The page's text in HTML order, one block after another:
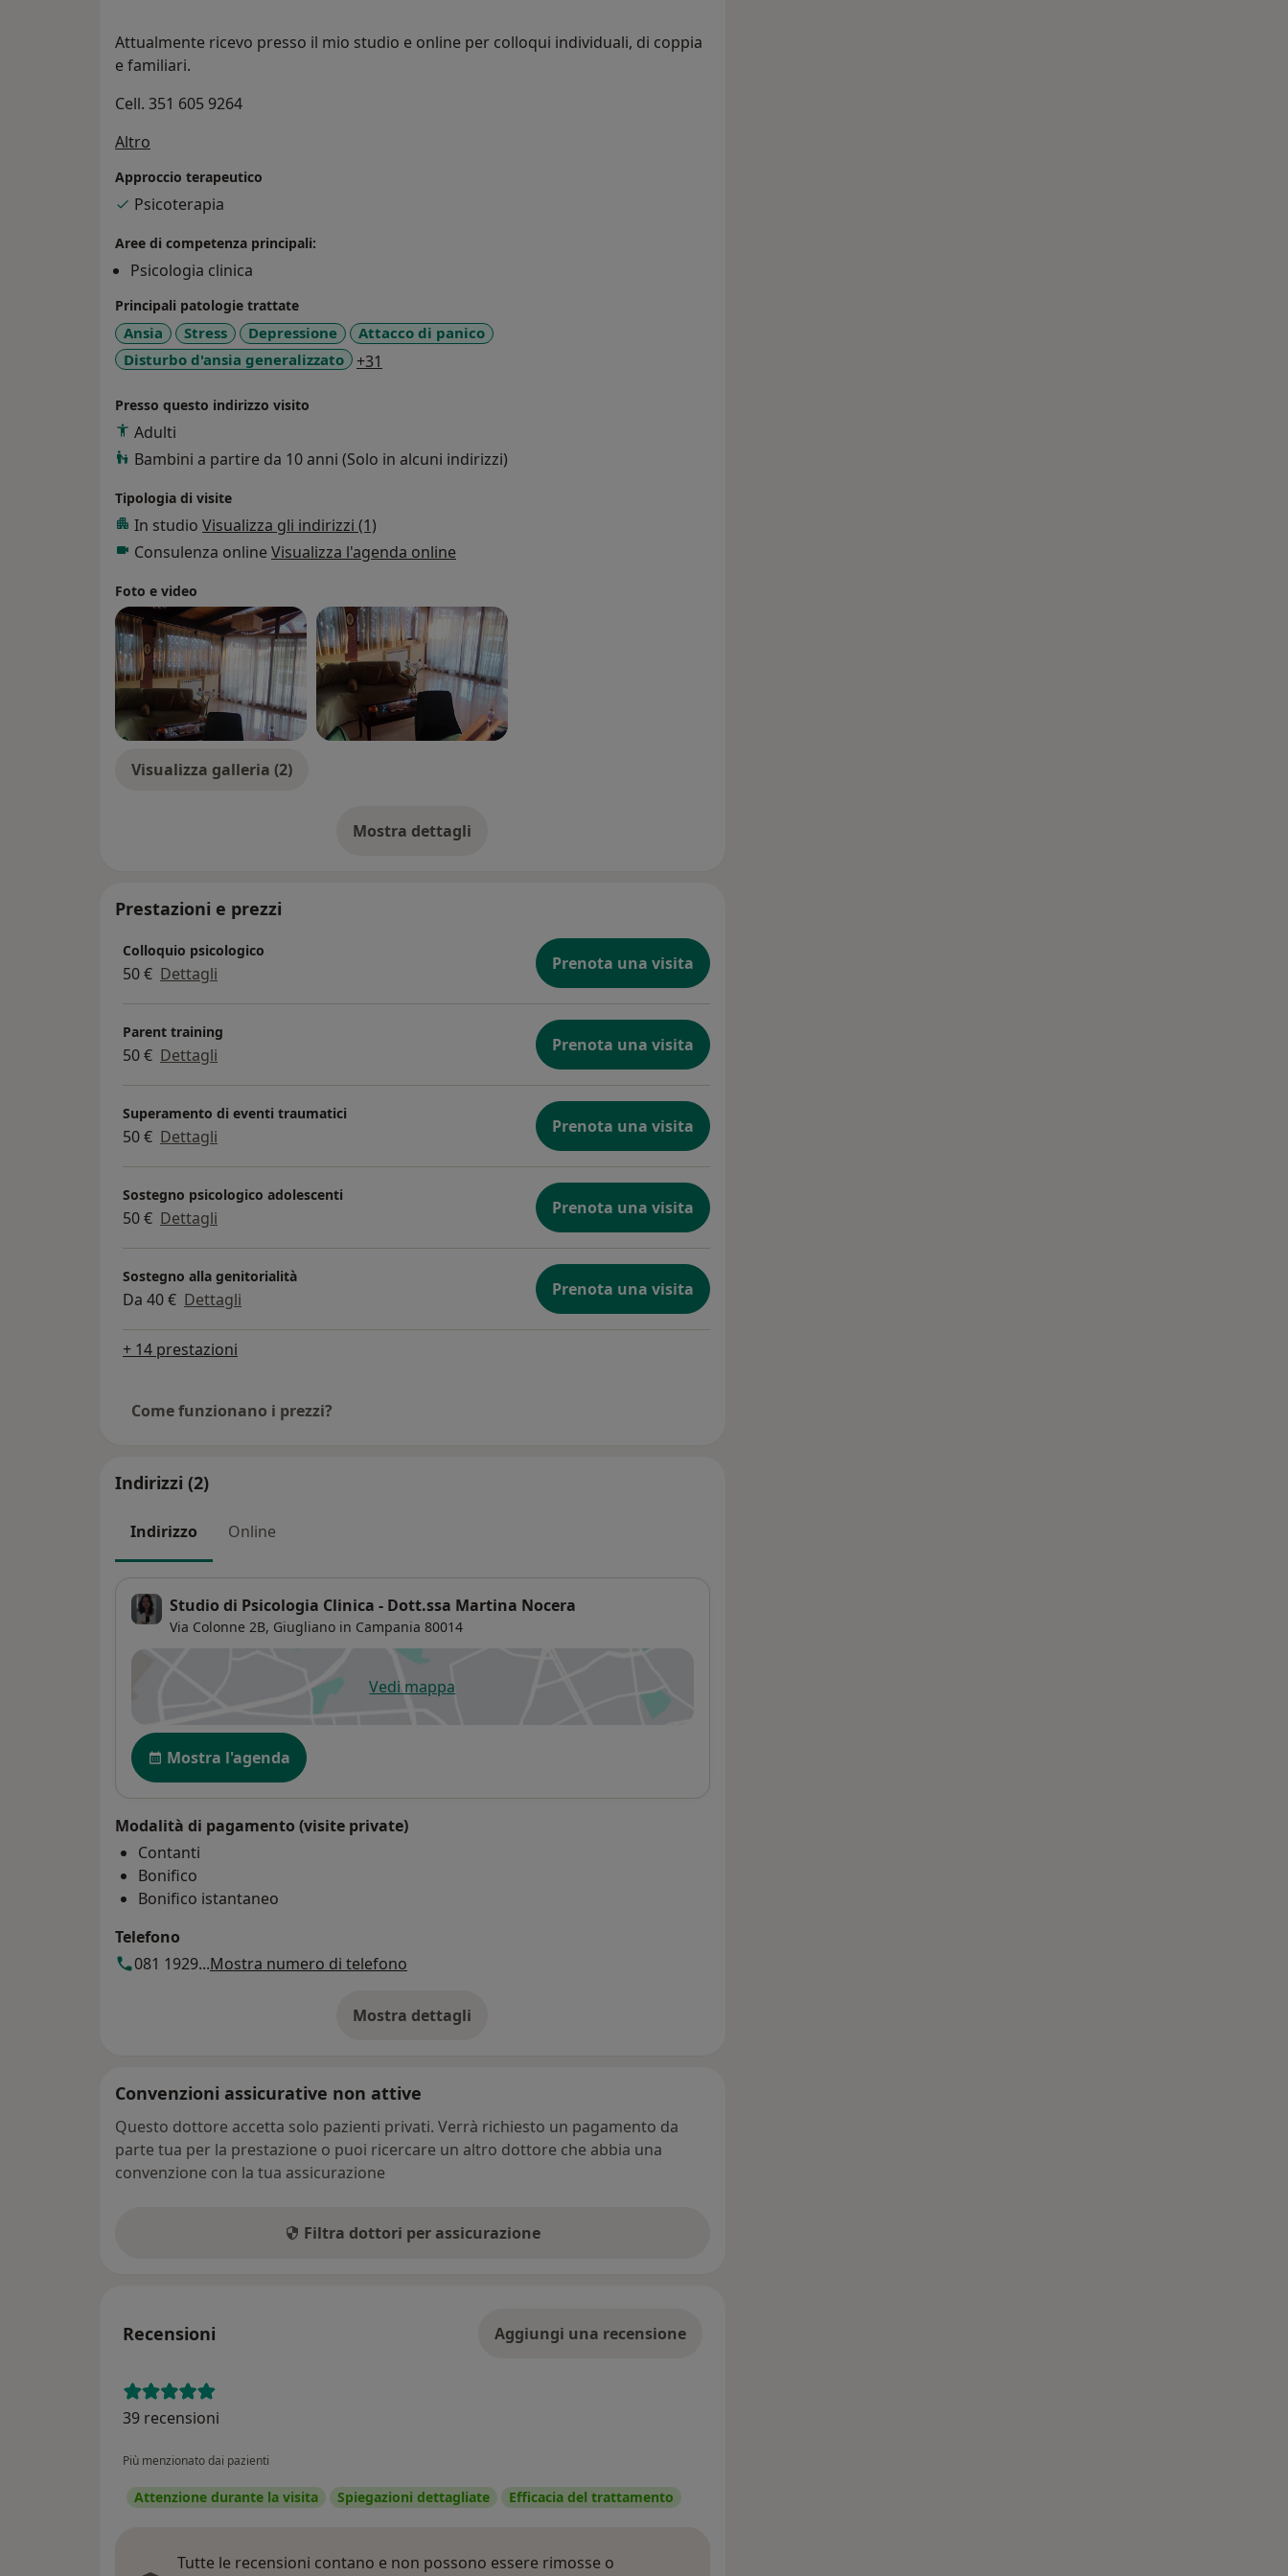
Attualmente ricevo presso il mio studio e online per colloqui individuali, di coppia
e familiari.
Cell. 351 605 9264
Altro
Approccio terapeutico
Psicoterapia
Aree di competenza principali:
Psicologia clinica
Principali patologie trattate
Ansia Stress Depressione
Attacco di panico
Disturbo d'ansia generalizzato
+31
Presso questo indirizzo visito
Adulti
Bambini a partire da 10 anni (Solo in alcuni indirizzi)
Tipologia di visite
In studio Visualizza gli indirizzi (1)
Consulenza online Visualizza l'agenda online
Foto e video
Visualizza galleria (2)
Mostra dettagli
sull'esperienza
Prestazioni e prezzi
Colloquio psicologico
50 € Dettagli Prenota una visita
Parent training
50 € Dettagli Prenota una visita
Superamento di eventi traumatici
50 € Dettagli Prenota una visita
Sostegno psicologico adolescenti
50 € Dettagli Prenota una visita
Sostegno alla genitorialità
Da 40 € Dettagli Prenota una visita
+ 14 prestazioni
Come funzionano i prezzi?
Indirizzi (2)
Indirizzo Online
Studio di Psicologia Clinica - Dott.ssa Martina Nocera
Via Colonne 2B, Giugliano in Campania 80014
Vedi mappasi apre in una nuova scheda
Disponibilità
Mostra l'agenda
Modalità di pagamento (visite private)
Contanti
Bonifico
Bonifico istantaneo
Telefono
081 1929...Mostra numero di telefono
Mostra dettagli
sull'indirizzo
Convenzioni assicurative non attive
Questo dottore accetta solo pazienti privati. Verrà richiesto un pagamento da
parte tua per la prestazione o puoi ricercare un altro dottore che abbia una
convenzione con la tua assicurazione
Filtra dottori per assicurazione
Recensioni Aggiungi una recensione
39 recensioni
Più menzionato dai pazienti
Attenzione durante la visita Spiegazioni dettagliate Efficacia del trattamento
Tutte le recensioni contano e non possono essere rimosse o